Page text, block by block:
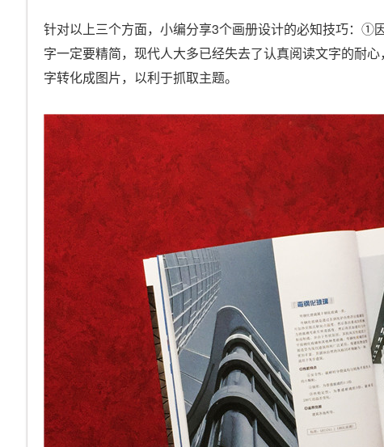
针对以上三个方面，小编分享3个画册设计的必知技巧：①
字一定要精简，现代人大多已经失去了认真阅读文字的耐
字转化成图片，以利于抓取主题。